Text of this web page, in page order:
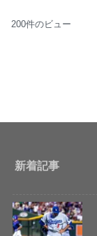
200件のビュー
新着記事